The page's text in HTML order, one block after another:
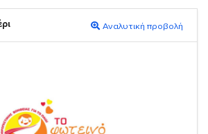
Αναλυτική προβολή